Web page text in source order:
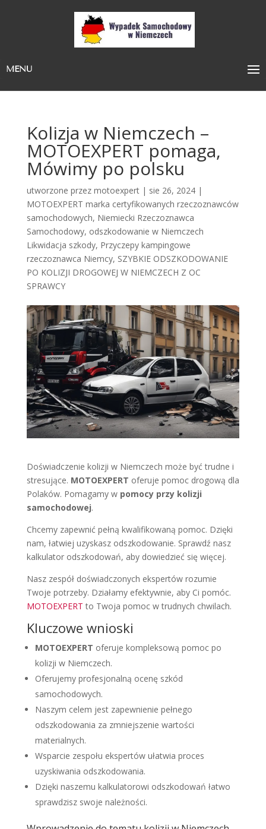
MENU
Kolizja w Niemczech –
MOTOEXPERT pomaga,
Mówimy po polsku
utworzone przez motoexpert| sie 26, 2024|
MOTOEXPERT marka certyfikowanych rzeczoznawców
samochodowych, Niemiecki Rzeczoznawca
Samochodowy, odszkodowanie w Niemczech
Likwidacja szkody, Przyczepy kampingowe
rzeczoznawca Niemcy, SZYBKIE ODSZKODOWANIE
PO KOLIZJI DROGOWEJ W NIEMCZECH Z OC
SPRAWCY
Doświadczenie kolizji w Niemczech może być trudne i
stresujące. MOTOEXPERT oferuje pomoc drogową dla
Polaków. Pomagamy w pomocy przy kolizji
samochodowej.
Chcemy zapewnić pełną kwalifikowaną pomoc. Dzięki
nam, łatwiej uzyskasz odszkodowanie. Sprawdź nasz
kalkulator odszkodowań, aby dowiedzieć się więcej.
Nasz zespół doświadczonych ekspertów rozumie
Twoje potrzeby. Działamy efektywnie, aby Ci pomóc.
MOTOEXPERT to Twoja pomoc w trudnych chwilach.
Kluczowe wnioski
MOTOEXPERT oferuje kompleksową pomoc po
kolizji w Niemczech.
Oferujemy profesjonalną ocenę szkód
samochodowych.
Naszym celem jest zapewnienie pełnego
odszkodowania za zmniejszenie wartości
materialnych.
Wsparcie zespołu ekspertów ułatwia proces
uzyskiwania odszkodowania.
Dzięki naszemu kalkulatorowi odszkodowań łatwo
sprawdzisz swoje należności.